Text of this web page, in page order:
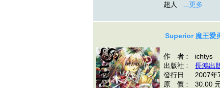
超人
...更多
Superior 魔王愛
作 者 : ichtys
出版社 : 長鴻出
發行日 : 2007年
原 價 : 30.00